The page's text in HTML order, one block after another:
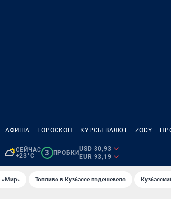
АФИША ГОРОСКОП КУРСЫ ВАЛЮТ ZODY
СЕЙЧАС
+23°C
3 ПРОБКИ
USD 80,93
EUR 93,19
«Мир» Топливо в Кузбассе подешевело